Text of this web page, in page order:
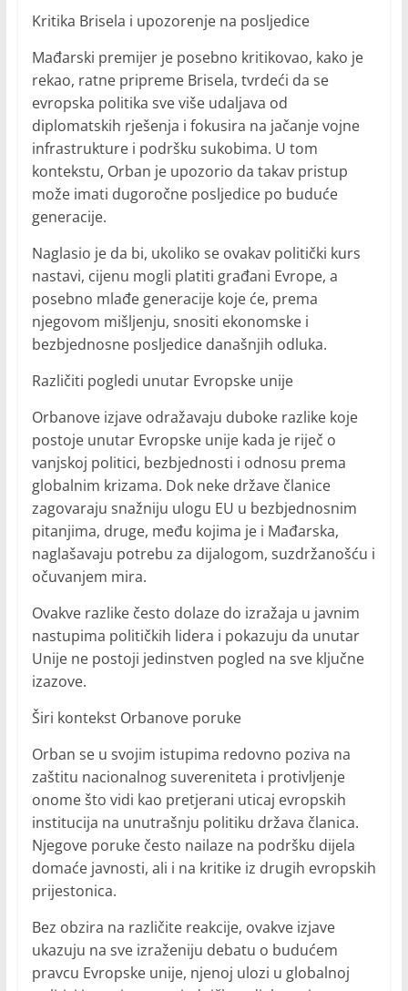
Kritika Brisela i upozorenje na posljedice
Mađarski premijer je posebno kritikovao, kako je
rekao, ratne pripreme Brisela, tvrdeći da se
evropska politika sve više udaljava od
diplomatskih rješenja i fokusira na jačanje vojne
infrastrukture i podršku sukobima. U tom
kontekstu, Orban je upozorio da takav pristup
može imati dugoročne posljedice po buduće
generacije.
Naglasio je da bi, ukoliko se ovakav politički kurs
nastavi, cijenu mogli platiti građani Evrope, a
posebno mlađe generacije koje će, prema
njegovom mišljenju, snositi ekonomske i
bezbjednosne posljedice današnjih odluka.
Različiti pogledi unutar Evropske unije
Orbanove izjave odražavaju duboke razlike koje
postoje unutar Evropske unije kada je riječ o
vanjskoj politici, bezbjednosti i odnosu prema
globalnim krizama. Dok neke države članice
zagovaraju snažniju ulogu EU u bezbjednosnim
pitanjima, druge, među kojima je i Mađarska,
naglašavaju potrebu za dijalogom, suzdržanošću i
očuvanjem mira.
Ovakve razlike često dolaze do izražaja u javnim
nastupima političkih lidera i pokazuju da unutar
Unije ne postoji jedinstven pogled na sve ključne
izazove.
Širi kontekst Orbanove poruke
Orban se u svojim istupima redovno poziva na
zaštitu nacionalnog suvereniteta i protivljenje
onome što vidi kao pretjerani uticaj evropskih
institucija na unutrašnju politiku država članica.
Njegove poruke često nailaze na podršku dijela
domaće javnosti, ali i na kritike iz drugih evropskih
prijestonica.
Bez obzira na različite reakcije, ovakve izjave
ukazuju na sve izraženiju debatu o budućem
pravcu Evropske unije, njenoj ulozi u globalnoj